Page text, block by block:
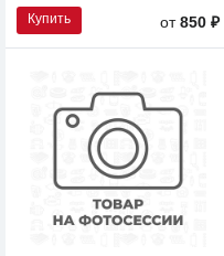
Купить от850 ₽